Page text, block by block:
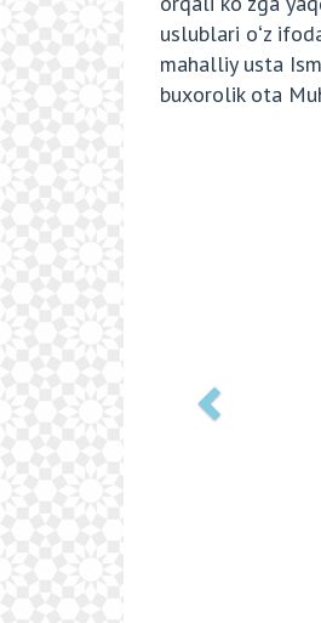
uslublari oʻz
mahalliy usta
buxorolik ota